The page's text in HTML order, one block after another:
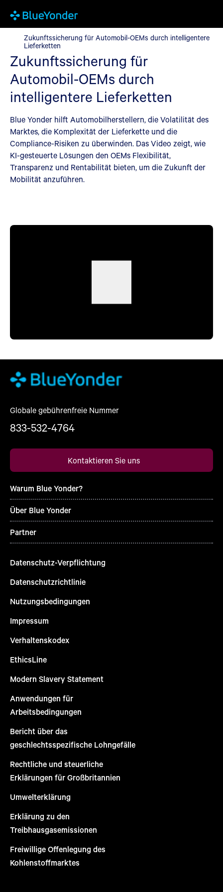
Zukunftssicherung für Automobil-OEMs durch intelligentere
Zukunftssicherung für Automobil-OEMs durch intelligentere
Lieferketten
Zukunftssicherung für
Automobil-OEMs durch
intelligentere Lieferketten
Blue Yonder hilft Automobilherstellern, die Volatilität des
Marktes, die Komplexität der Lieferkette und die
Compliance-Risiken zu überwinden. Das Video zeigt, wie
KI-gesteuerte Lösungen den OEMs Flexibilität,
Transparenz und Rentabilität bieten, um die Zukunft der
Mobilität anzuführen.
Globale gebührenfreie Nummer
833-532-4764
Kontaktieren Sie uns
Warum Blue Yonder?
Über Blue Yonder
Partner
Datenschutz-Verpflichtung
Datenschutzrichtlinie
Nutzungsbedingungen
Impressum
Verhaltenskodex
EthicsLine
Modern Slavery Statement
Anwendungen für
Arbeitsbedingungen
Bericht über das
geschlechtsspezifische Lohngefälle
Rechtliche und steuerliche
Erklärungen für Großbritannien
Umwelterklärung
Erklärung zu den
Treibhausgasemissionen
Freiwillige Offenlegung des
Kohlenstoffmarktes